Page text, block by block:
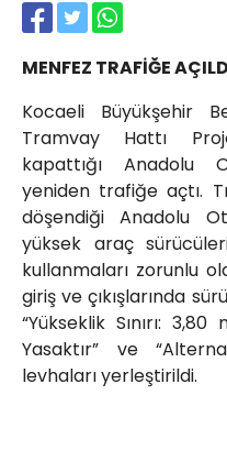
MENFEZ TRAFİĞE
Kocaeli Büyükşehir
Tramvay Hattı
kapattığı Anadolu
yeniden trafiğe açtı.
döşendiği Anadolu
yüksek araç
kullanmaları zorunlu
giriş ve çıkışlarında
“Yükseklik Sınırı:
Yasaktır” ve
levhaları yerleştirildi.